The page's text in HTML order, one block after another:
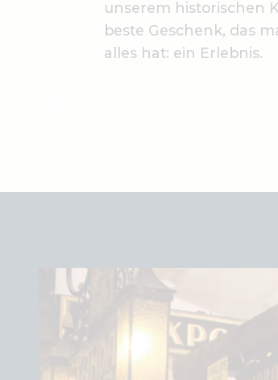
unserem historischen
beste Geschenk, das
alles hat: ein Erlebnis.